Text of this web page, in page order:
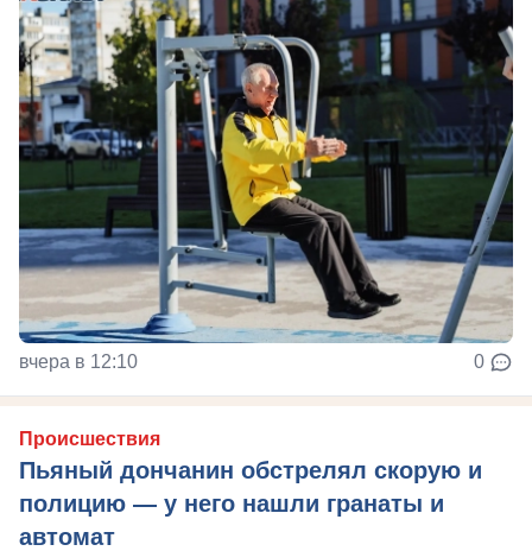
вчера в 12:10 0
Происшествия
Пьяный дончанин обстрелял скорую и
полицию — у него нашли гранаты и
автомат